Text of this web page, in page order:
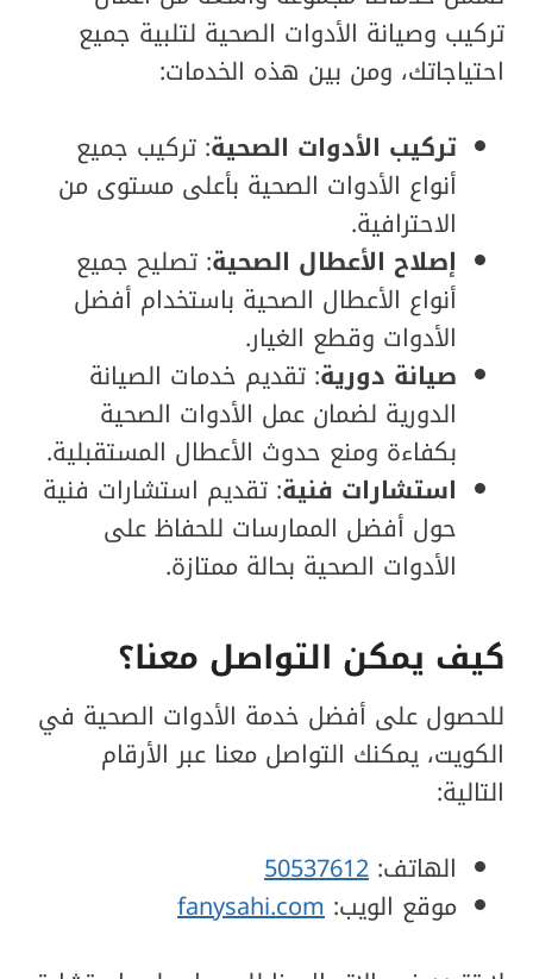
تركيب وصيانة الأدوات الصحية لتلبية جميع
احتياجاتك، ومن بين هذه الخدمات:
تركيب الأدوات الصحية: تركيب جميع
أنواع الأدوات الصحية بأعلى مستوى من
الاحترافية.
إصلاح الأعطال الصحية: تصليح جميع
أنواع الأعطال الصحية باستخدام أفضل
الأدوات وقطع الغيار.
صيانة دورية: تقديم خدمات الصيانة
الدورية لضمان عمل الأدوات الصحية
بكفاءة ومنع حدوث الأعطال المستقبلية.
استشارات فنية: تقديم استشارات فنية
حول أفضل الممارسات للحفاظ على
الأدوات الصحية بحالة ممتازة.
كيف يمكن التواصل معنا؟
للحصول على أفضل خدمة الأدوات الصحية في
الكويت، يمكنك التواصل معنا عبر الأرقام
التالية:
الهاتف: 50537612
موقع الويب: fanysahi.com